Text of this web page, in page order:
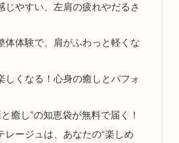
じやすい、左肩の疲れやだるさ
体体験で、肩がふわっと軽くな
しくなる！心身の癒しとパフォ
癒し”の知恵袋が無料で届く！
レージュは、あなたの“楽しめ